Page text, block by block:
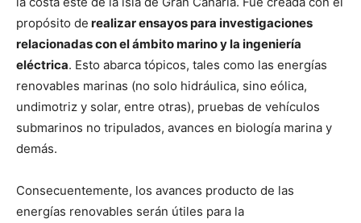
propósito de realizar ensayos para investigaciones
relacionadas con el ámbito marino y la ingeniería
eléctrica. Esto abarca tópicos, tales como las energías
renovables marinas (no solo hidráulica, sino eólica,
undimotriz y solar, entre otras), pruebas de vehículos
submarinos no tripulados, avances en biología marina y
demás.
Consecuentemente, los avances producto de las
energías renovables serán útiles para la